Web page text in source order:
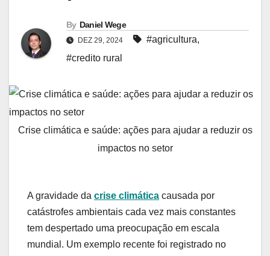
By Daniel Wege
DEZ 29, 2024 #agricultura,
#credito rural
Crise climática e saúde: ações para ajudar a reduzir os
impactos no setor
A gravidade da crise climática causada por
catástrofes ambientais cada vez mais constantes
tem despertado uma preocupação em escala
mundial. Um exemplo recente foi registrado no